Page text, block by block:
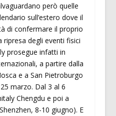
però quelle
sull’estero dove il
di confermare il proprio
degli eventi fisici
prosegue infatti in
a partire dalla
e a San Pietroburgo
marzo. Dal 3 al 6
Chengdu e poi a
8-10 giugno). E